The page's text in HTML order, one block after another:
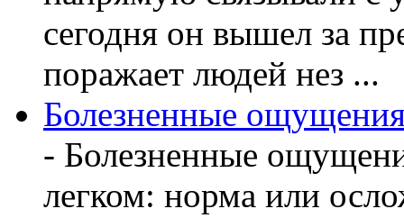
сегодня он вышел за
поражает людей нез ...
Болезненные
- Болезненные
легком: норма или